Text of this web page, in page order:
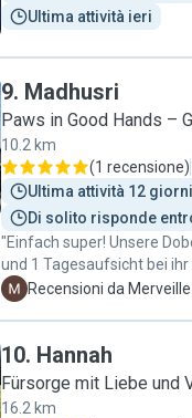
Ultima attività ieri
9. Madhusri
Paws in Good Hands –
10.2 km
(1 recensione)
Ultima attività 12
Di solito risponde
"Einfach super! Unsere
und 1 Tagesaufsicht bei ihr
wir Updates inkl. Fotos
min vom Flughafen
M Recensioni da Merveille
10. Hannah
Fürsorge mit Liebe und
16.2 km